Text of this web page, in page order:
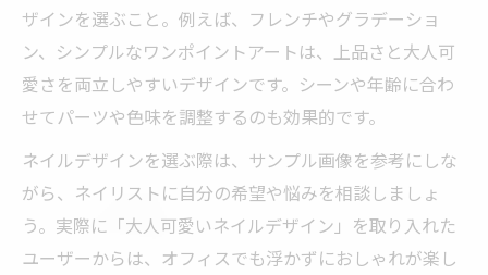
ザインを選ぶこと。例えば、フレンチやグラデーショ
ン、シンプルなワンポイントアートは、上品さと大人可
愛さを両立しやすいデザインです。シーンや年齢に合わ
せてパーツや色味を調整するのも効果的です。
ネイルデザインを選ぶ際は、サンプル画像を参考にしな
がら、ネイリストに自分の希望や悩みを相談しましょ
う。実際に「大人可愛いネイルデザイン」を取り入れた
ユーザーからは、オフィスでも浮かずにおしゃれが楽し